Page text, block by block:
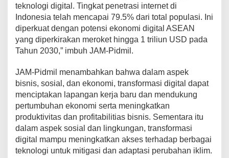
teknologi digital. Tingkat penetrasi internet di
Indonesia telah mencapai 79.5% dari total populasi. Ini
diperkuat dengan potensi ekonomi digital ASEAN
yang diperkirakan meroket hingga 1 triliun USD pada
Tahun 2030,” imbuh JAM-Pidmil.
JAM-Pidmil menambahkan bahwa dalam aspek
bisnis, sosial, dan ekonomi, transformasi digital dapat
menciptakan lapangan kerja baru dan mendukung
pertumbuhan ekonomi serta meningkatkan
produktivitas dan profitabilitias bisnis. Sementara itu
dalam aspek sosial dan lingkungan, transformasi
digital mampu meningkatkan akses terhadap berbagai
teknologi untuk mitigasi dan adaptasi perubahan iklim.